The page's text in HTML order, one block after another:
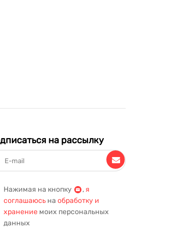
на рассылку
Нажимая на кнопку , я
соглашаюсь на обработку и
хранение моих персональных
данных